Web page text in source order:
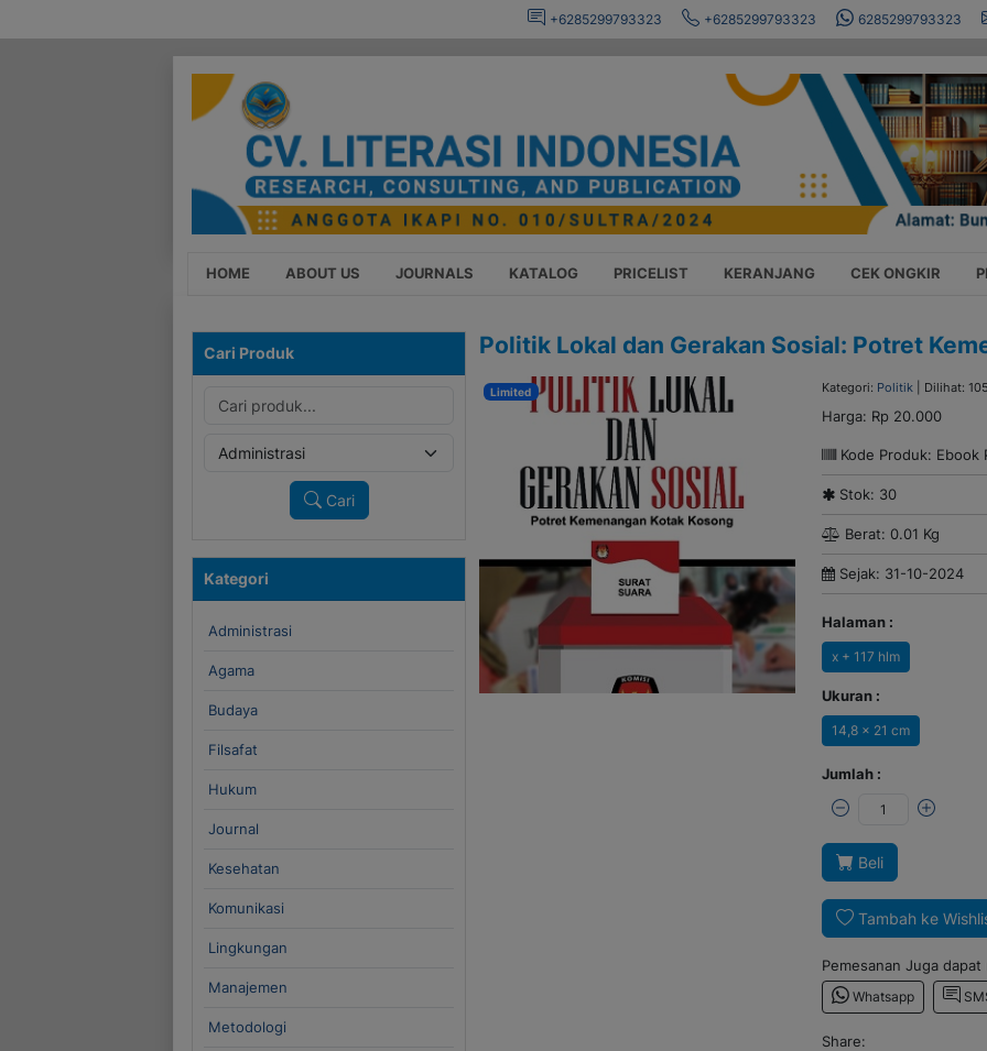
+6285299793323 +6285299793323 6285299793323
HOME ABOUT US JOURNALS KATALOG PRICELIST KERANJANG CEK ONGKIR
Politik Lokal dan Gerakan Sosial: Potret
Limited Kategori: Politik | Dilihat:
Harga: Rp 20.000
Kode Produk: Ebook
Stok: 30
Berat: 0.01 Kg
Sejak: 31-10-2024
Halaman :
x + 117 hlm
Ukuran :
14,8 x 21 cm
Jumlah :
Beli
Tambah ke
Pemesanan Juga dapat
Whatsapp
Share:
Cari Produk
Cari
Kategori
Administrasi
Agama
Budaya
Filsafat
Hukum
Journal
Kesehatan
Komunikasi
Lingkungan
Manajemen
Metodologi